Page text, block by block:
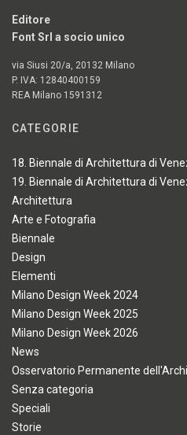
Editore
Font Srl a socio unico
via Siusi 20/a, 20132 Milano
P. IVA: 12840400159
REA Milano 1591312
CATEGORIE
18. Biennale di Architettura di
19. Biennale di Architettura di
Architettura
Arte e Fotografia
Biennale
Design
Elementi
Milano Design Week 2024
Milano Design Week 2025
Milano Design Week 2026
News
Osservatorio Permanente
Senza categoria
Speciali
Storie